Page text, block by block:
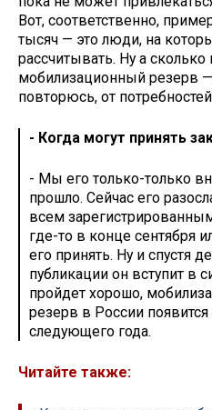
Вот, соответственно,
тысяч — это люди, на
рассчитывать. Ну а сколько
мобилизационный резерв —
повторюсь, от
- Когда могут принять
- Мы его только-только
прошло. Сейчас его
всем
где-то в конце сентября
его принять. Ну и спустя
публикации он вступит в
пройдет хорошо,
резерв в России
следующего года.
Читайте также: